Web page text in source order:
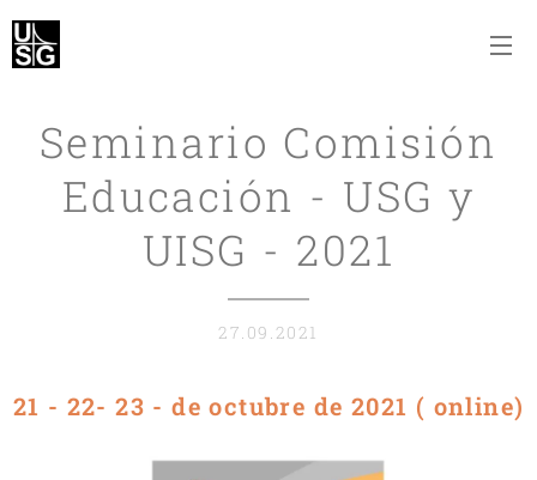
Seminario Comisión
Educación - USG y
UISG - 2021
27.09.2021
21 - 22- 23 - de octubre de 2021 ( online)